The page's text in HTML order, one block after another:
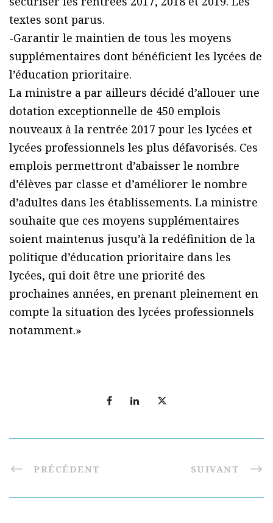
textes sont parus.
-Garantir le maintien de tous les moyens
supplémentaires dont bénéficient les lycées de
l’éducation prioritaire.
La ministre a par ailleurs décidé d’allouer une
dotation exceptionnelle de 450 emplois
nouveaux à la rentrée 2017 pour les lycées et
lycées professionnels les plus défavorisés. Ces
emplois permettront d’abaisser le nombre
d’élèves par classe et d’améliorer le nombre
d’adultes dans les établissements. La ministre
souhaite que ces moyens supplémentaires
soient maintenus jusqu’à la redéfinition de la
politique d’éducation prioritaire dans les
lycées, qui doit être une priorité des
prochaines années, en prenant pleinement en
compte la situation des lycées professionnels
notamment.»
PRÉCÉDENT SUIVANT